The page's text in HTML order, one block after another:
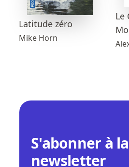
Latitude zéro
Mike Horn
Le
S'abonner à la
newsletter